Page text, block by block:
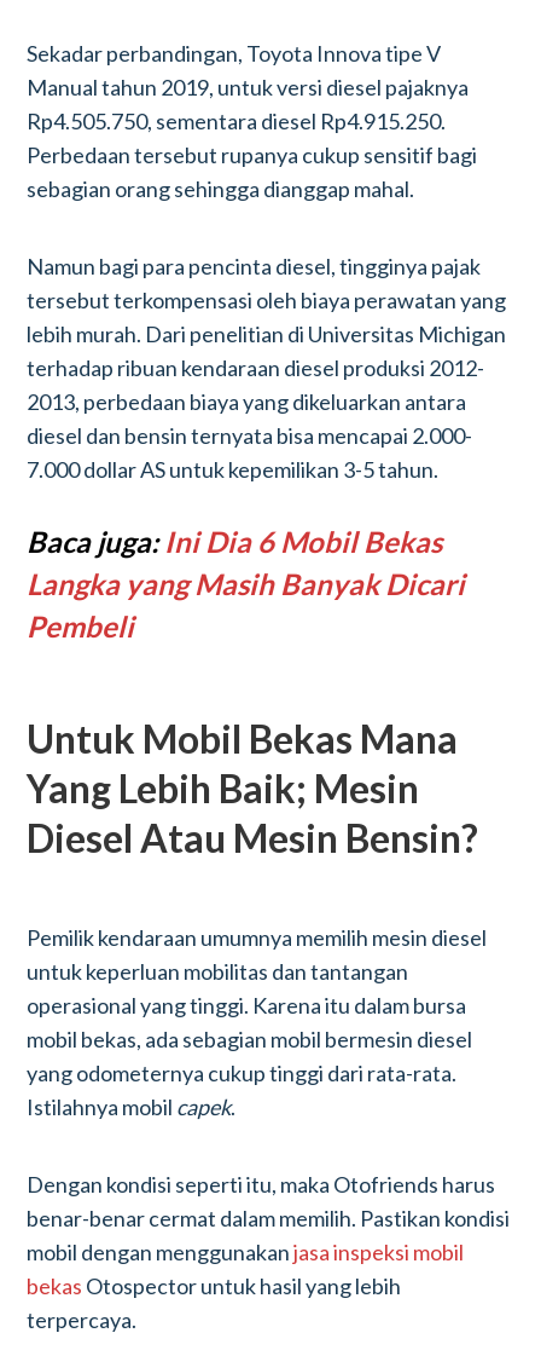
Sekadar perbandingan, Toyota Innova tipe V
Manual tahun 2019, untuk versi diesel pajaknya
Rp4.505.750, sementara diesel Rp4.915.250.
Perbedaan tersebut rupanya cukup sensitif bagi
sebagian orang sehingga dianggap mahal.
Namun bagi para pencinta diesel, tingginya pajak
tersebut terkompensasi oleh biaya perawatan yang
lebih murah. Dari penelitian di Universitas Michigan
terhadap ribuan kendaraan diesel produksi 2012-
2013, perbedaan biaya yang dikeluarkan antara
diesel dan bensin ternyata bisa mencapai 2.000-
7.000 dollar AS untuk kepemilikan 3-5 tahun.
Baca juga:Ini Dia 6 Mobil Bekas
Langka yang Masih Banyak Dicari
Pembeli
Untuk Mobil Bekas Mana
Yang Lebih Baik; Mesin
Diesel Atau Mesin Bensin?
Pemilik kendaraan umumnya memilih mesin diesel
untuk keperluan mobilitas dan tantangan
operasional yang tinggi. Karena itu dalam bursa
mobil bekas, ada sebagian mobil bermesin diesel
yang odometernya cukup tinggi dari rata-rata.
Istilahnya mobil capek.
Dengan kondisi seperti itu, maka Otofriends harus
benar-benar cermat dalam memilih. Pastikan kondisi
mobil dengan menggunakanjasa inspeksi mobil
bekas Otospector untuk hasil yang lebih
terpercaya.